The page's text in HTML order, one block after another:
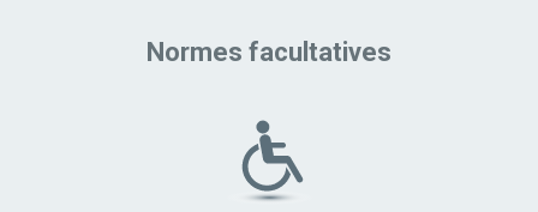
Normes facultatives